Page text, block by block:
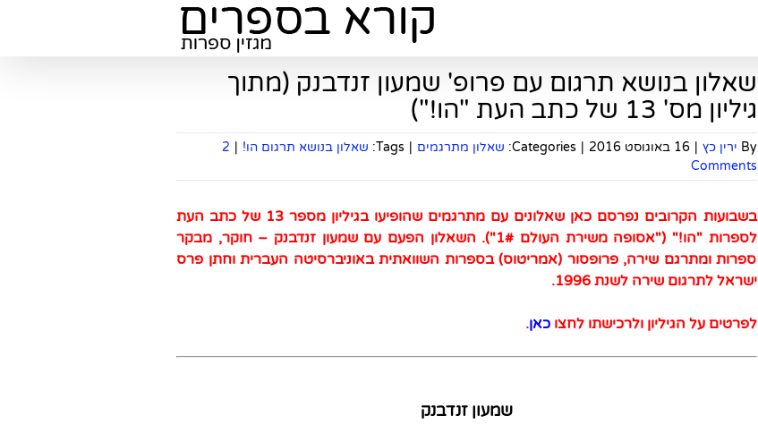
שאלון בנושא תרגום עם פרופ' שמעון זנדבנק (מתוך
גיליון מס' 13 של כתב העת "הו!")
By ירין כץ | 16 באוגוסט 2016 |
Categories: שאלון מתרגמים |
Tags: שאלון בנושא תרגום הו! |
2
Comments
בשבועות הקרובים נפרסם כאן שאלונים עם מתרגמים שהופיעו בגיליון מספר 13 של כתב העת
לספרות "הו!" ("אסופה משירת העולם 1#"). השאלון הפעם עם שמעון זנדבנק – ח
וקר, מבקר
ספרות ומתרגם שירה, פרופסור (אמריטוס) בספרות השוואתית באוניברסיטה העברית וחתן פרס
ישראל לתרגום שירה לשנת 1996.
לפרטים על הגיליון ולרכישתו לחצוכאן.
שמעון זנדבנק